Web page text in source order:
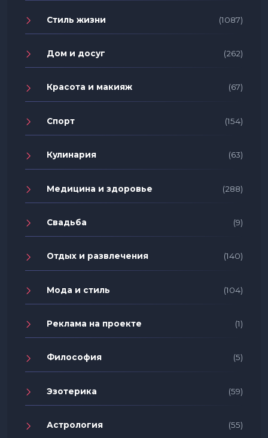
Стиль жизни (1087)
Дом и досуг (262)
Красота и макияж (67)
Спорт (154)
Кулинария (63)
Медицина и здоровье (288)
Свадьба (9)
Отдых и развлечения (140)
Мода и стиль (104)
Реклама на проекте (1)
Философия (5)
Эзотерика (59)
Астрология (55)